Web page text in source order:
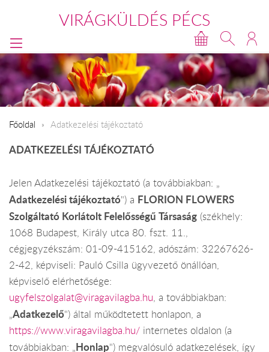
VIRÁGKÜLDÉS PÉCS
Főoldal Adatkezelési tájékoztató
ADATKEZELÉSI TÁJÉKOZTATÓ
Jelen Adatkezelési tájékoztató (a továbbiakban: „
Adatkezelési tájékoztató") a FLORION FLOWERS
Szolgáltató Korlátolt Felelősségű Társaság (székhely:
1068 Budapest, Király utca 80. fszt. 11.,
cégjegyzékszám: 01-09-415162, adószám: 32267626-
2-42, képviseli: Pauló Csilla ügyvezető önállóan,
képviselő elérhetősége:
ugyfelszolgalat@viragavilagba.hu, a továbbiakban:
„Adatkezelő") által működtetett honlapon, a
https://www.viragavilagba.hu/ internetes oldalon (a
továbbiakban: „Honlap") megvalósuló adatkezelések, így